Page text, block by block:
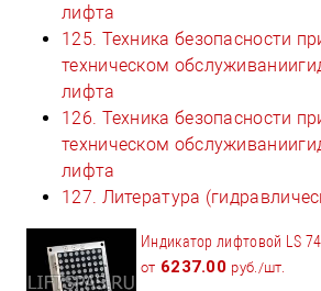
лифта
125. Техника безопасности
техническом
лифта
126. Техника безопасности
техническом
лифта
127. Литература
Индикатор лифтовой LS
от 6237.00 руб./шт.